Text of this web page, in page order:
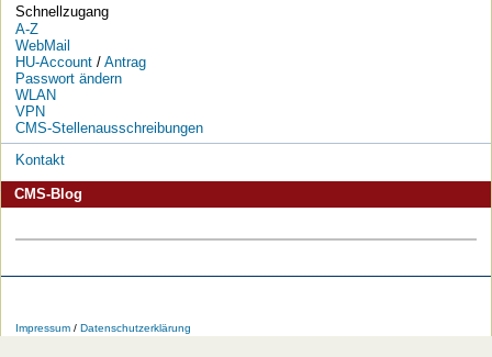
Schnellzugang
A-Z
WebMail
HU-Account/ Antrag
Passwort ändern
WLAN
VPN
CMS-Stellenausschreibungen
Kontakt
CMS-Blog
im
bei bei bei bei Feeds
Impressum/ Datenschutzerklärung